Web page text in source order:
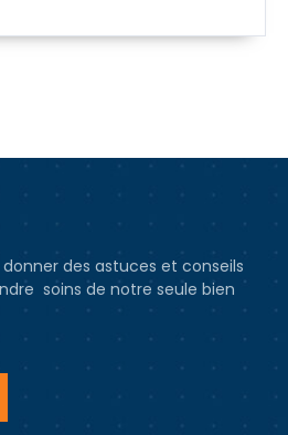
des astuces et conseils
soins de notre seule bien